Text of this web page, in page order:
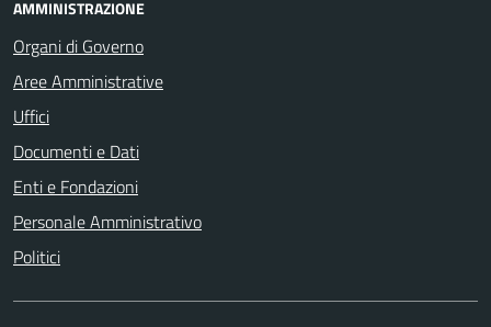
AMMINISTRAZIONE
Organi di Governo
Aree Amministrative
Uffici
Documenti e Dati
Enti e Fondazioni
Personale Amministrativo
Politici